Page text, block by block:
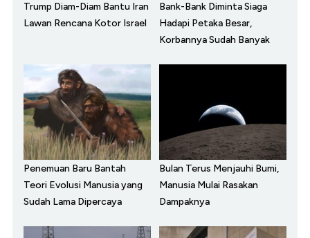
Trump Diam-Diam Bantu Iran
Lawan Rencana Kotor Israel
Bank-Bank Diminta Siaga
Hadapi Petaka Besar,
Korbannya Sudah Banyak
Penemuan Baru Bantah
Teori Evolusi Manusia yang
Sudah Lama Dipercaya
Bulan Terus Menjauhi Bumi,
Manusia Mulai Rasakan
Dampaknya